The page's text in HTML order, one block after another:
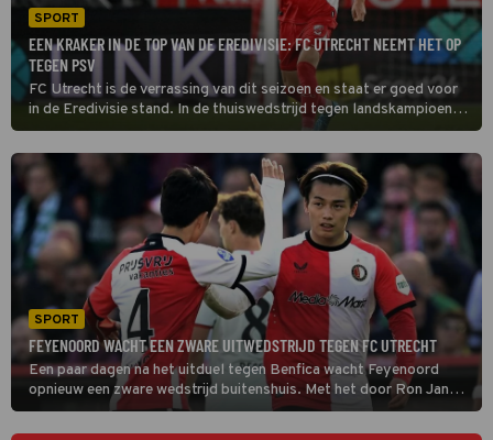
SPORT
EEN KRAKER IN DE TOP VAN DE EREDIVISIE: FC UTRECHT NEEMT HET OP
TEGEN PSV
FC Utrecht is de verrassing van dit seizoen en staat er goed voor
in de Eredivisie stand. In de thuiswedstrijd tegen landskampioen
PSV kan de ploeg van Ron Jans laten zien dat die hoge positie op
de ranglijst terecht is.
SPORT
FEYENOORD WACHT EEN ZWARE UITWEDSTRIJD TEGEN FC UTRECHT
Een paar dagen na het uitduel tegen Benfica wacht Feyenoord
opnieuw een zware wedstrijd buitenshuis. Met het door Ron Jans
getrainde FC Utrecht treft het een van de verrassingen van de
huidige competitie.